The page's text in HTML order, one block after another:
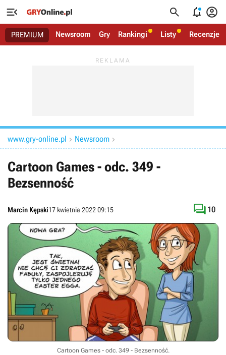
   
PREMIUM Newsroom Gry Rankingi Listy Recenzje
www.gry-online.pl  Newsroom 
Cartoon Games - odc. 349 -
Bezsenność
Marcin Kępski17 kwietnia 2022 09:15  10
Cartoon Games - odc. 349 - Bezsenność.